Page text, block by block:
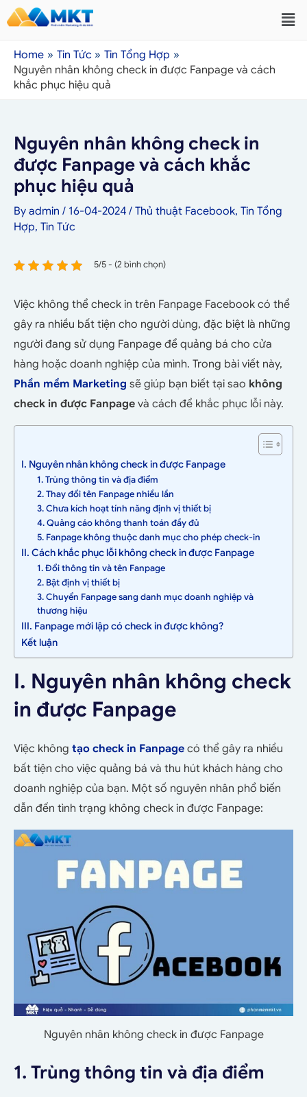
Home Tin Tức
Tin Tổng Hợp
Nguyên nhân không check in được Fanpage và cách
khắc phục hiệu quả
Nguyên nhân không check in
được Fanpage và cách khắc
phục hiệu quả
By admin / 16-04-2024 / Thủ thuật Facebook, Tin Tổng
Hợp, Tin Tức
5/5 - (2 bình chọn)
Việc không thể check in trên Fanpage Facebook có thể
gây ra nhiều bất tiện cho người dùng, đặc biệt là những
người đang sử dụng Fanpage để quảng bá cho cửa
hàng hoặc doanh nghiệp của mình. Trong bài viết này,
Phần mềm Marketing sẽ giúp bạn biết tại sao không
check in được Fanpage và cách để khắc phục lỗi này.
I. Nguyên nhân không check in được Fanpage
1. Trùng thông tin và địa điểm
2. Thay đổi tên Fanpage nhiều lần
3. Chưa kích hoạt tính năng định vị thiết bị
4. Quảng cáo không thanh toán đầy đủ
5. Fanpage không thuộc danh mục cho phép check-in
II. Cách khắc phục lỗi không check in được Fanpage
1. Đổi thông tin và tên Fanpage
2. Bật định vị thiết bị
3. Chuyển Fanpage sang danh mục doanh nghiệp và
thương hiệu
III. Fanpage mới lập có check in được không?
Kết luận
I. Nguyên nhân không check
in được Fanpage
Việc không tạo check in Fanpage có thể gây ra nhiều
bất tiện cho việc quảng bá và thu hút khách hàng cho
doanh nghiệp của bạn. Một số nguyên nhân phổ biến
dẫn đến tình trạng không check in được Fanpage:
Nguyên nhân không check in được Fanpage
1. Trùng thông tin và địa điểm